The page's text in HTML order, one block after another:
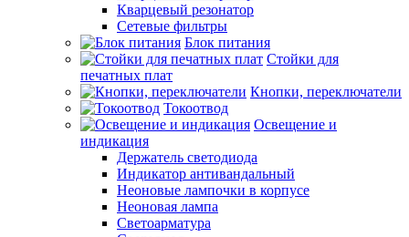
Кварцевый резонатор
Сетевые фильтры
Блок питания
Стойки для
печатных плат
Кнопки, переключатели
Токоотвод
Освещение и
индикация
Держатель светодиода
Индикатор антивандальный
Неоновые лампочки в корпусе
Неоновая лампа
Светоарматура